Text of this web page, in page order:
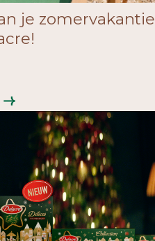
je zomervakantie